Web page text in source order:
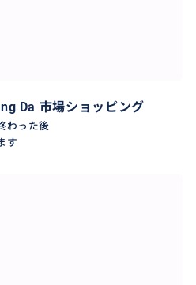
Da 市場ショッピング
わった後
す